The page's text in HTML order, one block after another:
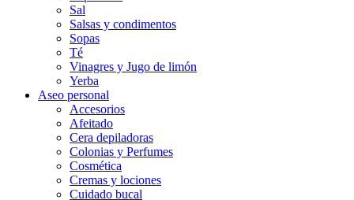
Sal
Salsas y condimentos
Sopas
Té
Vinagres y Jugo de limón
Yerba
Aseo personal
Accesorios
Afeitado
Cera depiladoras
Colonias y Perfumes
Cosmética
Cremas y lociones
Cuidado bucal